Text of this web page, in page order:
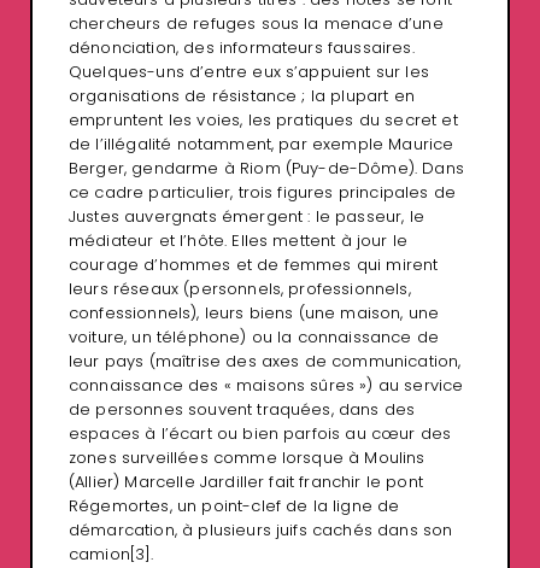
chercheurs de refuges sous la menace d’une
dénonciation, des informateurs faussaires.
Quelques-uns d’entre eux s’appuient sur les
organisations de résistance ; la plupart en
empruntent les voies, les pratiques du secret et
de l’illégalité notamment, par exemple Maurice
Berger, gendarme à Riom (Puy-de-Dôme). Dans
ce cadre particulier, trois figures principales de
Justes auvergnats émergent : le passeur, le
médiateur et l’hôte. Elles mettent à jour le
courage d’hommes et de femmes qui mirent
leurs réseaux (personnels, professionnels,
confessionnels), leurs biens (une maison, une
voiture, un téléphone) ou la connaissance de
leur pays (maîtrise des axes de communication,
connaissance des « maisons sûres ») au service
de personnes souvent traquées, dans des
espaces à l’écart ou bien parfois au cœur des
zones surveillées comme lorsque à Moulins
(Allier) Marcelle Jardiller fait franchir le pont
Régemortes, un point-clef de la ligne de
démarcation, à plusieurs juifs cachés dans son
camion [3].